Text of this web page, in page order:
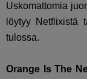
Uskomattomia
löytyy Netflixistä
tulossa.
Orange Is The